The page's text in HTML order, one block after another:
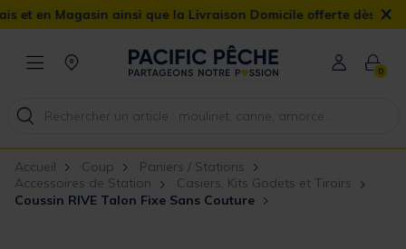
ainsi que la Livraison Domicile offerte dès 90€ ×
0
Accueil Coup
Paniers / Stations
Accessoires de Station
Casiers, Kits Godets et Tiroirs
Coussin RIVE Talon Fixe Sans Couture